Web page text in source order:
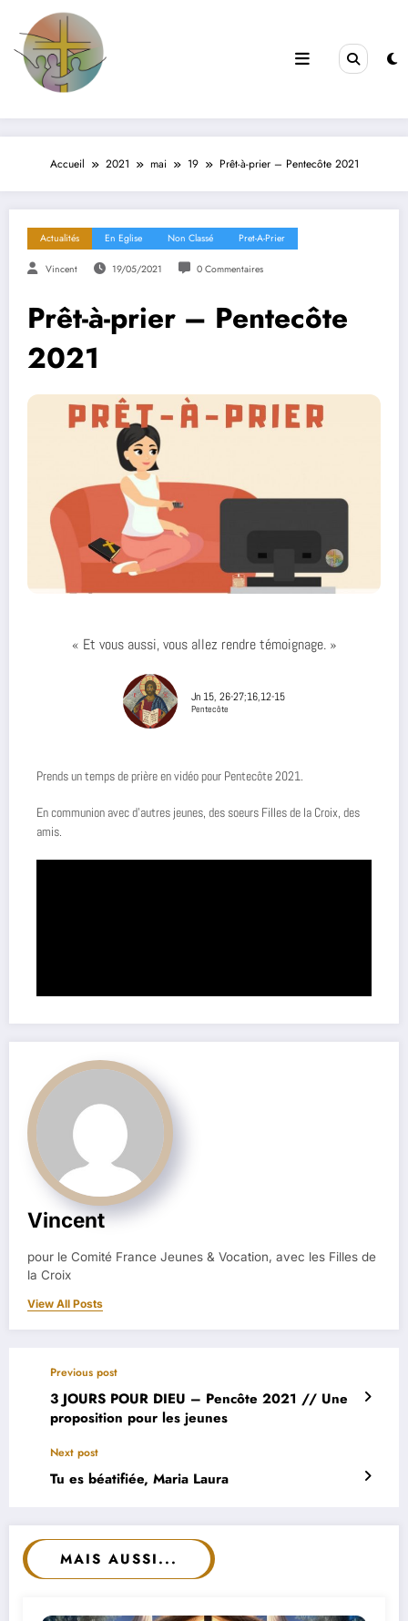
Filles de la Croix
Accueil 2021 mai 19 Prêt-à-prier – Pentecôte 2021
Actualités En Eglise Non Classé Pret-A-Prier
Vincent 19/05/2021 0 Commentaires
Prêt-à-prier – Pentecôte
2021
« Et vous aussi, vous allez rendre témoignage. »
Jn 15, 26-27;16,12-15
Pentecôte
Prends un temps de prière en vidéo pour Pentecôte 2021.
En communion avec d’autres jeunes, des soeurs Filles de la Croix, des
amis.
Vincent
pour le Comité France Jeunes & Vocation, avec les Filles de
la Croix
View All Posts
Previous post
3 JOURS POUR DIEU – Pencôte 2021 // Une
proposition pour les jeunes
Next post
Tu es béatifiée, Maria Laura
MAIS AUSSI...